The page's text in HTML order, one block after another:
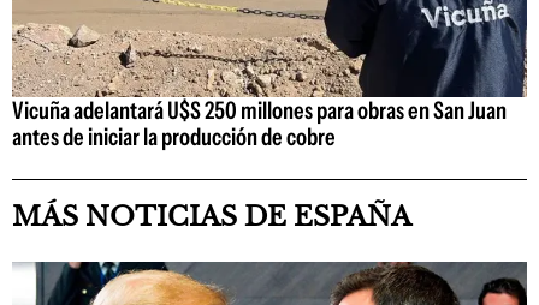
Vicuña adelantará U$S 250 millones para obras en San Juan
antes de iniciar la producción de cobre
MÁS NOTICIAS DE ESPAÑA